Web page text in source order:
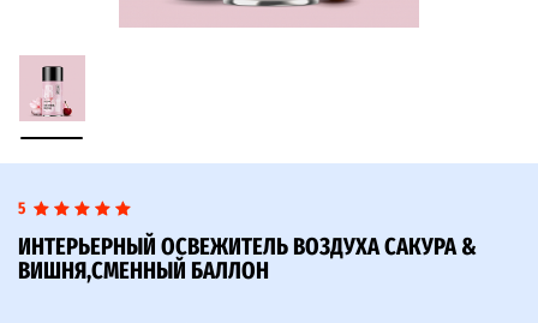
5
ИНТЕРЬЕРНЫЙ ОСВЕЖИТЕЛЬ ВОЗДУХА САКУРА &
ВИШНЯ,СМЕННЫЙ БАЛЛОН